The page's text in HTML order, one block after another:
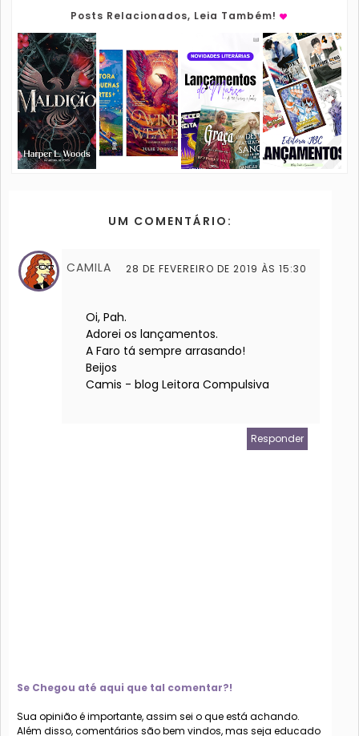
Posts Relacionados, Leia Também!
UM COMENTÁRIO:
CAMILA 28 DE FEVEREIRO DE 2019 ÀS 15:30
Oi, Pah.
Adorei os lançamentos.
A Faro tá sempre arrasando!
Beijos
Camis - blog Leitora Compulsiva
Responder
Se Chegou até aqui que tal comentar?!
Sua opinião é importante, assim sei o que está achando.
Além disso, comentários são bem vindos, mas seja educado